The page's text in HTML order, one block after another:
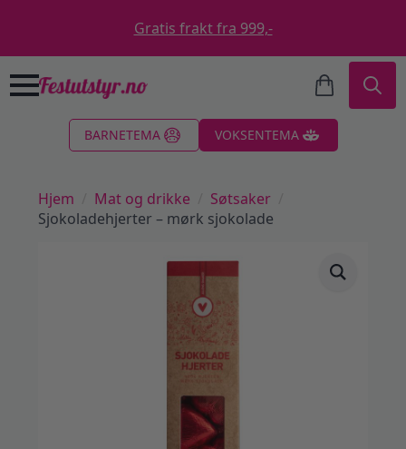
Gratis frakt fra 999,-
BARNETEMA VOKSENTEMA
Hjem Mat og drikke
Søtsaker
Sjokoladehjerter – mørk sjokolade